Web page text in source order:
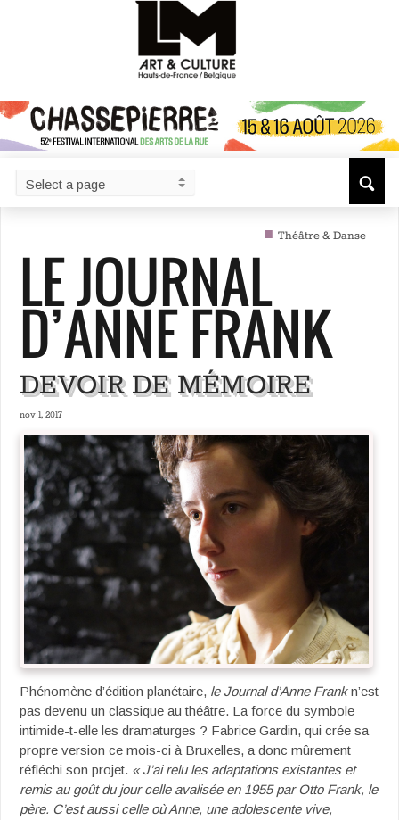
■ Théâtre & Danse
LE JOURNAL
D’ANNE FRANK
DEVOIR DE MÉMOIRE
nov 1, 2017
Phénomène d’édition planétaire, le Journal d’Anne Frankn’est
pas devenu un classique au théâtre. La force du symbole
intimide-t-elle les dramaturges ? Fabrice Gardin, qui crée sa
propre version ce mois-ci à Bruxelles, a donc mûrement
réfléchi son projet. « J’ai relu les adaptations existantes et
remis au goût du jour celle avalisée en 1955 par Otto Frank, le
père. C’est aussi celle où Anne, une adolescente vive,